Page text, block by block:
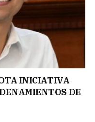
INICIATIVA
DE